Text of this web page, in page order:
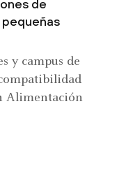
de
pequeñas
y campus de
Alimentación